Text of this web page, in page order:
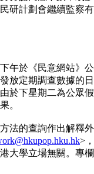
研計劃會繼續監
午於《民意網站》
放定期調查數據的
於下星期二為公眾
。
法的查詢作出解釋
>
大學立場無關。專